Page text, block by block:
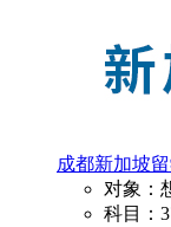
成都新加坡
对象：
科目：